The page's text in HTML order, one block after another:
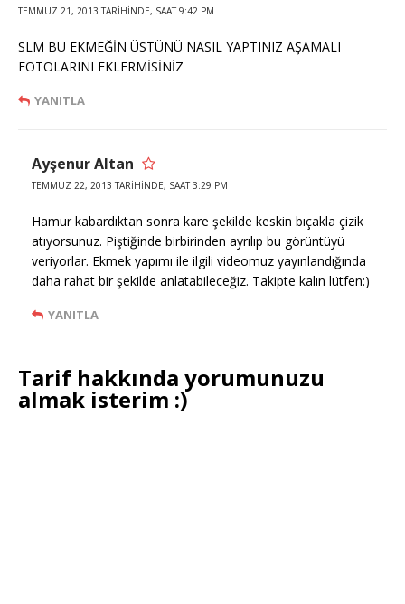
TEMMUZ 21, 2013 TARIHINDE, SAAT 9:42 PM
SLM BU EKMEĞİN ÜSTÜNÜ NASIL YAPTINIZ AŞAMALI
FOTOLARINI EKLERMİSİNİZ
YANITLA
Ayşenur Altan
TEMMUZ 22, 2013 TARIHINDE, SAAT 3:29 PM
Hamur kabardıktan sonra kare şekilde keskin bıçakla çizik
atıyorsunuz. Piştiğinde birbirinden ayrılıp bu görüntüyü
veriyorlar. Ekmek yapımı ile ilgili videomuz yayınlandığında
daha rahat bir şekilde anlatabileceğiz. Takipte kalın lütfen:)
YANITLA
Tarif hakkında yorumunuzu
almak isterim :)